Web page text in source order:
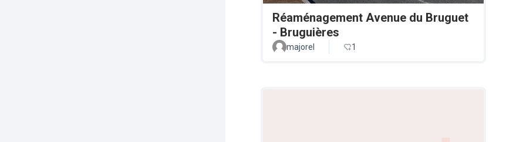
Réaménagement Avenue du Bruguet
- Bruguières
majorel 1